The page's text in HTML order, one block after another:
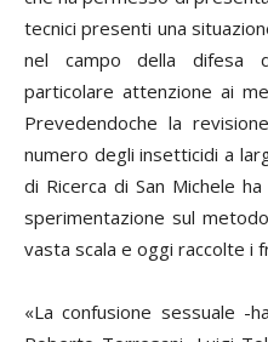
tecnici presenti una
nel campo della difesa
particolare attenzione ai
Prevedendoche la
numero degli insetticidi a
di Ricerca di San Michele
sperimentazione sul
vasta scala e oggi raccolte i
«La confusione sessuale -